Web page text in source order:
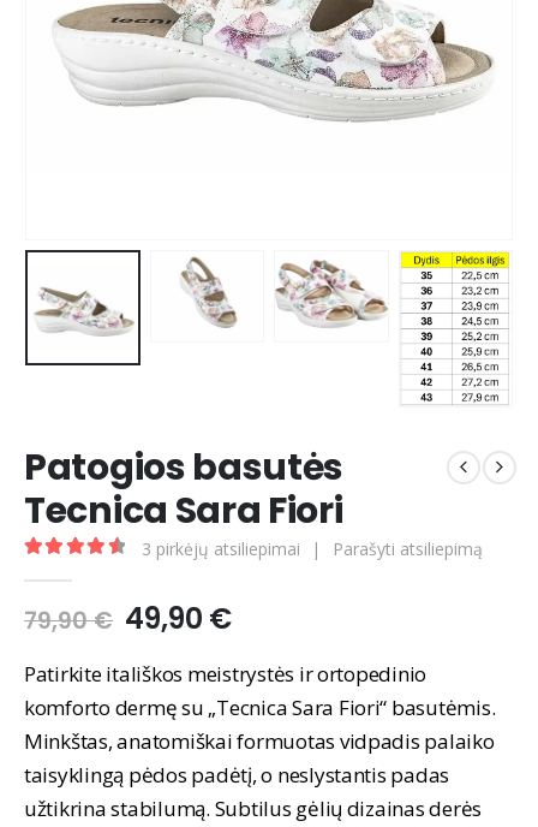
Patogios basutės
Tecnica Sara Fiori
3 pirkėjų atsiliepimai | Parašyti atsiliepimą
79,90€ Original
was:
79,90 €.
49,90 €Current
is:
49,90 €.
Patirkite itališkos meistrystės ir ortopedinio
komforto dermę su „Tecnica Sara Fiori“ basutėmis.
Minkštas, anatomiškai formuotas vidpadis palaiko
taisyklingą pėdos padėtį, o neslystantis padas
užtikrina stabilumą. Subtilus gėlių dizainas derės